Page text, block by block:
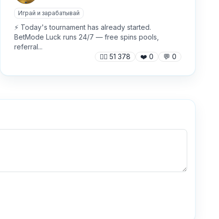
Играй и зарабатывай
⚡️ Today's tournament has already started.
BetMode Luck runs 24/7 — free spins pools,
referral...
🙍‍♂️ 51 378 ❤️ 0 💬 0